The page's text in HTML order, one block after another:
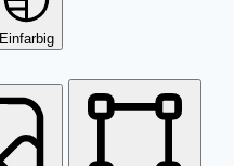
Einfarbig